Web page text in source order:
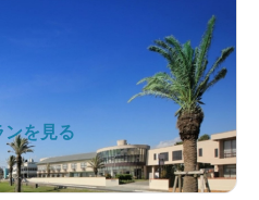
ンを見る